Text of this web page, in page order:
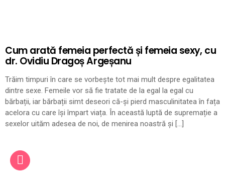
Cum arată femeia perfectă și femeia sexy, cu
dr. Ovidiu Dragoș Argeșanu
Trăim timpuri în care se vorbește tot mai mult despre egalitatea
dintre sexe. Femeile vor să fie tratate de la egal la egal cu
bărbații, iar bărbații simt deseori că-și pierd masculinitatea în fața
acelora cu care își împart viața. În această luptă de supremație a
sexelor uităm adesea de noi, de menirea noastră și […]